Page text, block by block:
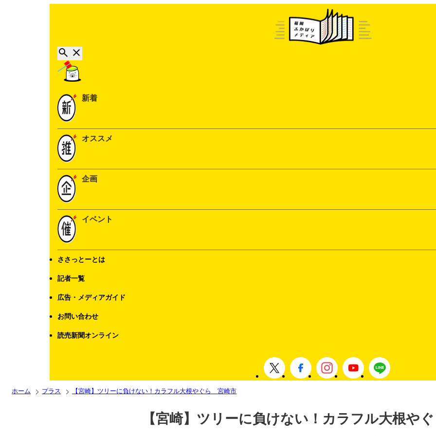
新着
オススメ
企画
イベント
ささっとーとは
記者一覧
広告・メディアガイド
お問い合わせ
読売新聞オンライン
ホーム プラス 【宮崎】ツリーに負けない！カラフル大根やぐら 宮崎市
【宮崎】ツリーに負けない！カラフル大根や